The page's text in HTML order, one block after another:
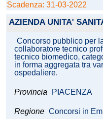
Scadenza: 31-03-2022
AZIENDA UNITA'
Concorso pubblico per
collaboratore tecnico
tecnico biomedico,
in forma aggregata tra
ospedaliere.
Provincia PIACENZA
Regione Concorsi in